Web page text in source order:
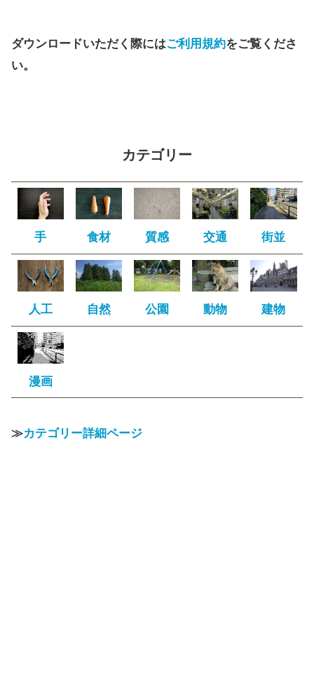
ダウンロードいただく際にはご利用規約をご覧くださ
い。
カテゴリー
手 食材 質感 交通 街並
人工 自然 公園 動物 建物
漫画
≫カテゴリー詳細ページ